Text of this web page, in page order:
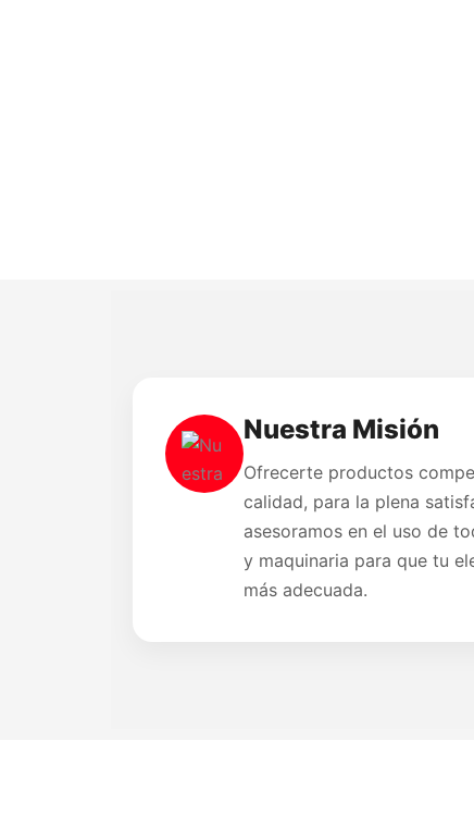
Nuestra Misión
Ofrecerte productos
calidad, para la plena
asesoramos en el uso de
y maquinaria para que tu
más adecuada.